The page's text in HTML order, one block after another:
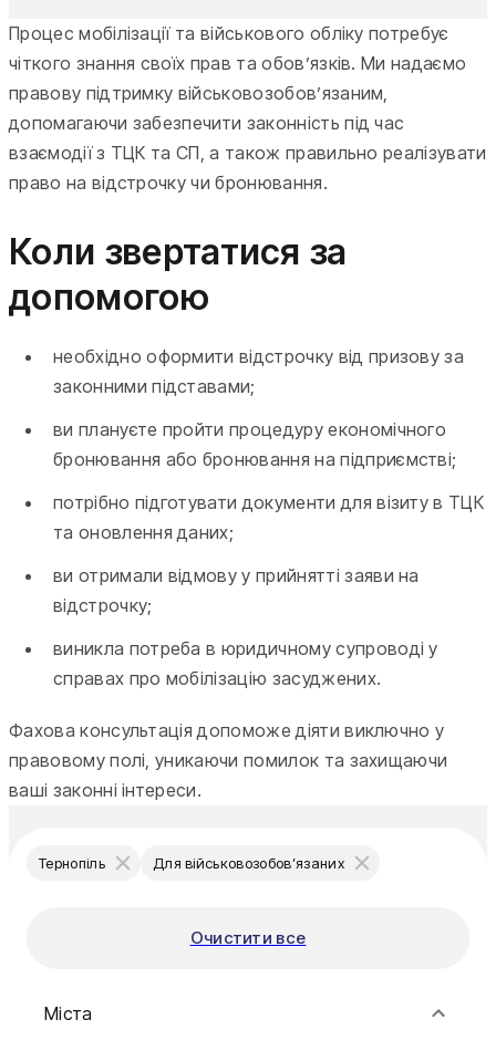
Процес мобілізації та військового обліку потребує
чіткого знання своїх прав та обов’язків. Ми надаємо
правову підтримку військовозобов’язаним,
допомагаючи забезпечити законність під час
взаємодії з ТЦК та СП, а також правильно реалізувати
право на відстрочку чи бронювання.
Коли звертатися за
допомогою
необхідно оформити відстрочку від призову за
законними підставами;
ви плануєте пройти процедуру економічного
бронювання або бронювання на підприємстві;
потрібно підготувати документи для візиту в ТЦК
та оновлення даних;
ви отримали відмову у прийнятті заяви на
відстрочку;
виникла потреба в юридичному супроводі у
справах про мобілізацію засуджених.
Фахова консультація допоможе діяти виключно у
правовому полі, уникаючи помилок та захищаючи
ваші законні інтереси.
Тернопіль Для військовозобов’язаних
Очистити все
Міста